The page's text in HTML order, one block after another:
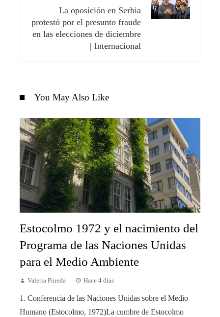
La oposición en Serbia
protestó por el presunto fraude
en las elecciones de diciembre
| Internacional
You May Also Like
Estocolmo 1972 y el nacimiento del
Programa de las Naciones Unidas
para el Medio Ambiente
Valeria Pineda Hace 4 días
1. Conferencia de las Naciones Unidas sobre el Medio
Humano (Estocolmo, 1972)La cumbre de Estocolmo